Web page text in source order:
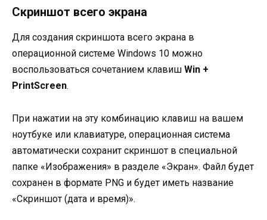
Скриншот всего экрана
Для создания скриншота всего экрана в
операционной системе Windows 10 можно
воспользоваться сочетанием клавиш Win +
PrintScreen.
При нажатии на эту комбинацию клавиш на вашем
ноутбуке или клавиатуре, операционная система
автоматически сохранит скриншот в специальной
папке «Изображения» в разделе «Экран». Файл будет
сохранен в формате PNG и будет иметь название
«Скриншот (дата и время)».